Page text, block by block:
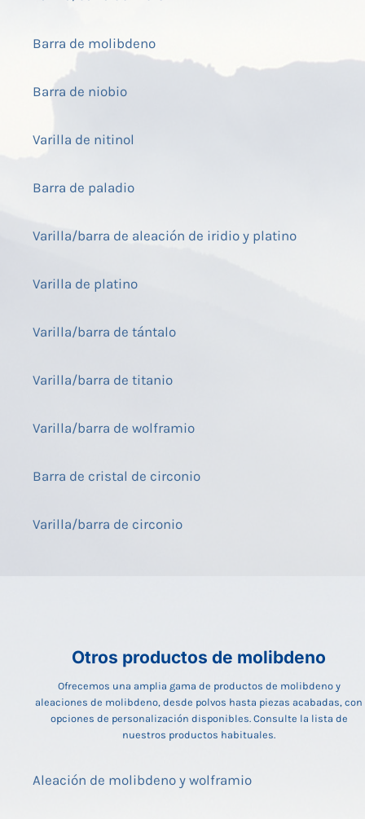
Barra de molibdeno
Barra de niobio
Varilla de nitinol
Barra de paladio
Varilla/barra de aleación de iridio y platino
Varilla de platino
Varilla/barra de tántalo
Varilla/barra de titanio
Varilla/barra de wolframio
Barra de cristal de circonio
Varilla/barra de circonio
Otros productos de molibdeno
Ofrecemos una amplia gama de productos de molibdeno y
aleaciones de molibdeno, desde polvos hasta piezas acabadas, con
opciones de personalización disponibles. Consulte la lista de
nuestros productos habituales.
Aleación de molibdeno y wolframio